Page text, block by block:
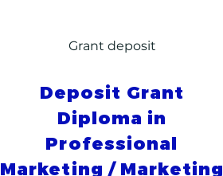
Grant deposit
Deposit Grant
Diploma in
Professional
Marketing / Marketing